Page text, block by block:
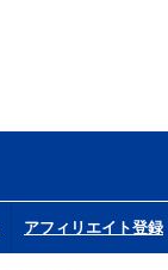
アフィリエイト登録